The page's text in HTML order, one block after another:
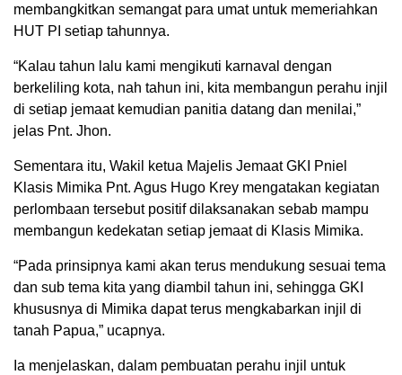
membangkitkan semangat para umat untuk memeriahkan
HUT PI setiap tahunnya.
“Kalau tahun lalu kami mengikuti karnaval dengan
berkeliling kota, nah tahun ini, kita membangun perahu injil
di setiap jemaat kemudian panitia datang dan menilai,”
jelas Pnt. Jhon.
Sementara itu, Wakil ketua Majelis Jemaat GKI Pniel
Klasis Mimika Pnt. Agus Hugo Krey mengatakan kegiatan
perlombaan tersebut positif dilaksanakan sebab mampu
membangun kedekatan setiap jemaat di Klasis Mimika.
“Pada prinsipnya kami akan terus mendukung sesuai tema
dan sub tema kita yang diambil tahun ini, sehingga GKI
khususnya di Mimika dapat terus mengkabarkan injil di
tanah Papua,” ucapnya.
Ia menjelaskan, dalam pembuatan perahu injil untuk